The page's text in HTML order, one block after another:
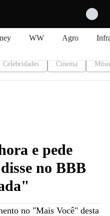
WW Agro
Celebridades Cinema
e pede
no BBB
no "Mais Você" desta